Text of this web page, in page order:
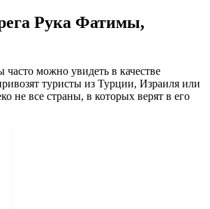
Рука Фатимы,
можно увидеть в качестве
туристы из Турции, Израиля или
не все страны, в которых верят в его